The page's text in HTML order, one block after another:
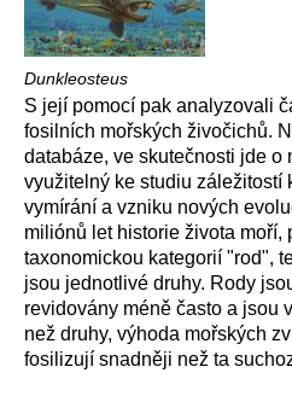
Dunkleosteus
S její pomocí pak analyzovali
fosilních mořských živočichů.
databáze, ve skutečnosti jde o
využitelný ke studiu záležitostí
vymírání a vzniku nových
miliónů let historie života moří,
taxonomickou kategorií "rod",
jsou jednotlivé druhy. Rody
revidovány méně často a jsou
než druhy, výhoda mořských
fosilizují snadněji než ta